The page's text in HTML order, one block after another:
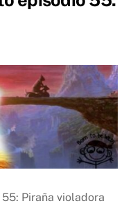
Piraña violadora